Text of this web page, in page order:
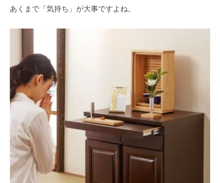
あくまで「気持ち」が大事ですよね。